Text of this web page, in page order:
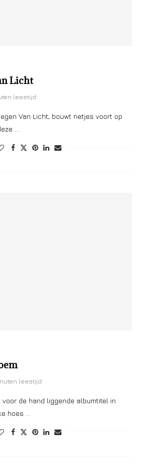
Licht
leestijd
Van Licht, bouwt netjes voort op
…
leestijd
de hand liggende albumtitel in
hoes …